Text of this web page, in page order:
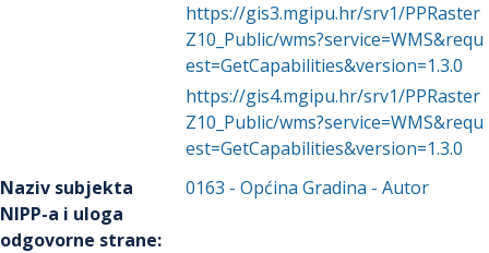
https://gis3.mgipu.hr/srv1/PPRaster
Z10_Public/wms?service=WMS&requ
est=GetCapabilities&version=1.3.0
https://gis4.mgipu.hr/srv1/PPRaster
Z10_Public/wms?service=WMS&requ
est=GetCapabilities&version=1.3.0
Naziv subjekta
NIPP-a i uloga
odgovorne strane:
0163 -Općina Gradina - Autor